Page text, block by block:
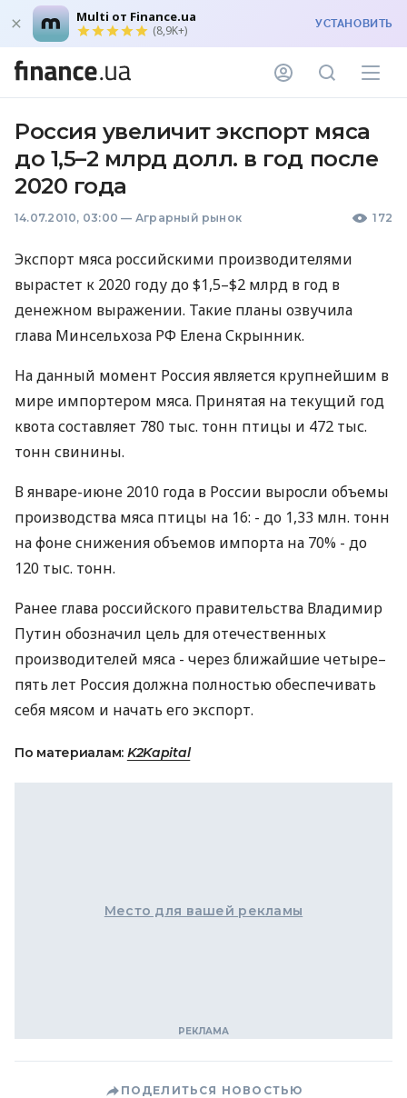
Multi от Finance.ua
(8,9K+) УСТАНОВИТЬ
Россия увеличит экспорт мяса
до 1,5–2 млрд долл. в год после
2020 года
14.07.2010, 03:00 — Аграрный рынок 172
Экспорт мяса российскими производителями
вырастет к 2020 году до $1,5–$2 млрд в год в
денежном выражении. Такие планы озвучила
глава Минсельхоза РФ Елена Скрынник.
На данный момент Россия является крупнейшим в
мире импортером мяса. Принятая на текущий год
квота составляет 780 тыс. тонн птицы и 472 тыс.
тонн свинины.
В январе-июне 2010 года в России выросли объемы
производства мяса птицы на 16: - до 1,33 млн. тонн
на фоне снижения объемов импорта на 70% - до
120 тыс. тонн.
Ранее глава российского правительства Владимир
Путин обозначил цель для отечественных
производителей мяса - через ближайшие четыре–
пять лет Россия должна полностью обеспечивать
себя мясом и начать его экспорт.
По материалам: K2Kapital
Место для вашей рекламы
ПОДЕЛИТЬСЯ НОВОСТЬЮ